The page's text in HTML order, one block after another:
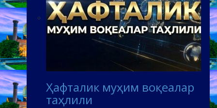
Ҳафталик муҳим воқеалар
таҳлили